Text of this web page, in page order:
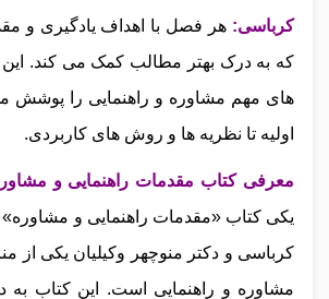
کرباسی: هر فصل با اهداف یادگیری و
که به درک بهتر مطالب کمک می‌ کند. این
های مهم مشاوره و راهنمایی را پوشش
اولیه تا نظریه‌ ها و روش‌ های کاربردی.
معرفی کتاب مقدمات راهنمایی و
یکی کتاب «مقدمات راهنمایی و مشاوره»
کرباسی و دکتر منوچهر وکیلیان یکی از
مشاوره و راهنمایی است. این کتاب